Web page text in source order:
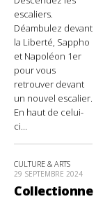
escaliers.
Déambulez devant
la Liberté, Sappho
et Napoléon 1er
pour vous
retrouver devant
un nouvel escalier.
En haut de celui-
ci...
CULTURE & ARTS
29 SEPTEMBRE 2024
Collectionne